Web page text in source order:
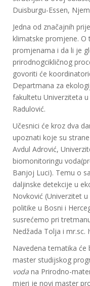
Duisburgu-Essen,
Jedna od značajnih
klimatske promjene.
promjenama i da li je
prirodnogcikličnog
govoriti će
Departmana za
fakultetu Univerziteta
Radulović.
Učesnici će kroz dva
upoznati koje su
Avdul Adrović,
biomonitoringu
Banjoj Luci). Temu o
daljinske detekcije u
Novković (Univerzitet
politike u Bosni i
susrećemo pri
Nedžada Tolja i mr.sc.
Navedena tematika će
master studijskog
voda na Prirodno-
mjeri je novi master